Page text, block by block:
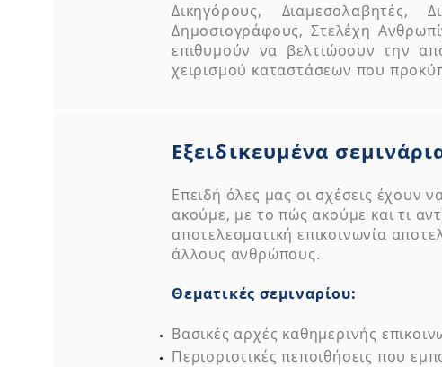
Δικηγόρους, Διαμεσολαβητές,
Δημοσιογράφους, Στελέχη
επιθυμούν να βελτιώσουν την
χειρισμού καταστάσεων που
Εξειδικευμένα
Επειδή όλες μας οι σχέσεις
ακούμε, με το πώς ακούμε και τι
αποτελεσματική επικοινωνία
άλλους ανθρώπους.
Θεματικές σεμιναρίου:
Βασικές αρχές καθημερινής
Περιοριστικές πεποιθήσεις που